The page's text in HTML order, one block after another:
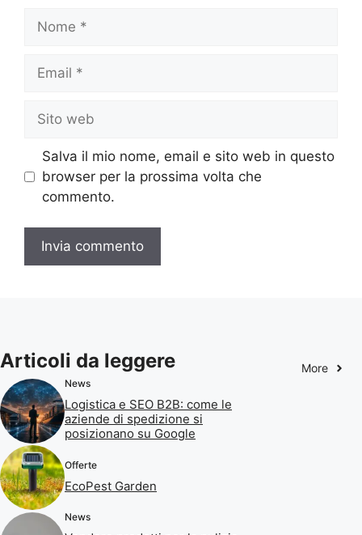
web
Salva il mio nome, email e sito web in questo
browser per la prossima volta che
commento.
Articoli da leggere More
News
Logistica e SEO B2B: come le
aziende di spedizione si
posizionano su Google
Offerte
EcoPest Garden
News